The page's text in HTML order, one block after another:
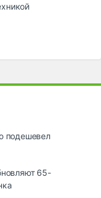
подешевел
65-